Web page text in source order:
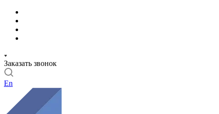
Заказать звонок
En